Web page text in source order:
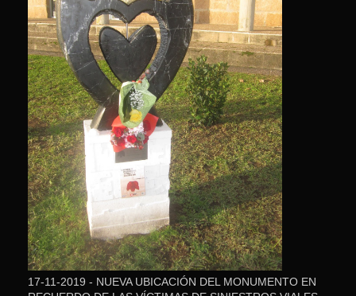
17-11-2019 - NUEVA UBICACIÓN DEL MONUMENTO EN